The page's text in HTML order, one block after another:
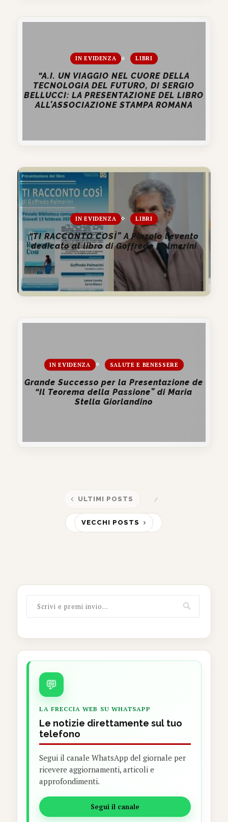
IN EVIDENZA LIBRI
“A.I. UN VIAGGIO NEL CUORE DELLA
TECNOLOGIA DEL FUTURO, DI SERGIO
BELLUCCI: LA PRESENTAZIONE DEL LIBRO
ALL’ASSOCIAZIONE STAMPA ROMANA
IN EVIDENZA LIBRI
“TI RACCONTO COSÌ” A Pinzolo l’evento
dedicato al libro di Goffredo Palmerini
IN EVIDENZA SALUTE E BENESSERE
Grande Successo per la Presentazione de
“Il Teorema della Passione” di Maria
Stella Giorlandino
ULTIMI POSTS
VECCHI POSTS
💬
LA FRECCIA WEB SU WHATSAPP
Le notizie direttamente sul tuo
telefono
Segui il canale WhatsApp del giornale per
ricevere aggiornamenti, articoli e
approfondimenti.
Segui il canale